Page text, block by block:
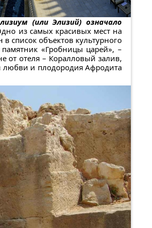
(или Элизий) означало
из самых красивых мест на
список объектов культурного
«Гробницы царей», –
от отеля – Коралловый залив,
любви и плодородия Афродита